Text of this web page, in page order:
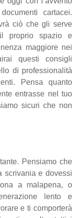
cartacei.
ciò che gli serve
proprio spazio e
maggiore nei
questi consigli
di professionalità
Pensa quanto
entrasse nel tuo
sicuri che non
Pensiamo che
scrivania e dovessi
a malapena, o
lento e
e ti comporterà